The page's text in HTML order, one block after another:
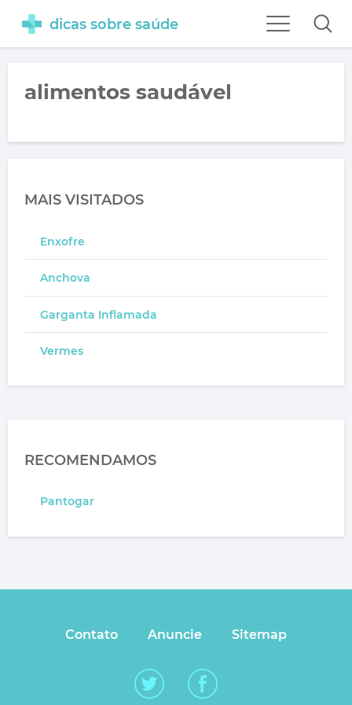
dicas sobre saúde
alimentos saudável
MAIS VISITADOS
Enxofre
Anchova
Garganta Inflamada
Vermes
RECOMENDAMOS
Pantogar
Contato Anuncie Sitemap